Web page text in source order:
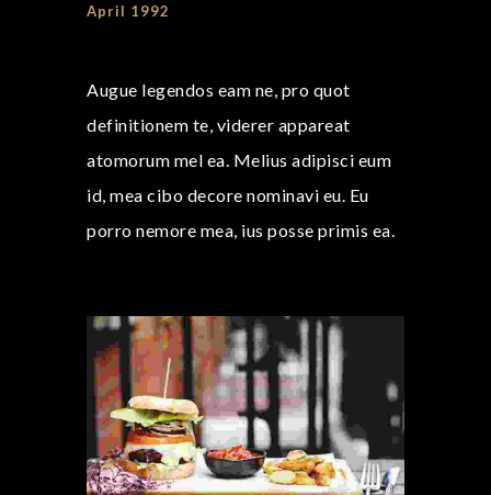
April 1992
Augue legendos eam ne, pro quot
definitionem te, viderer appareat
atomorum mel ea. Melius adipisci eum
id, mea cibo decore nominavi eu. Eu
porro nemore mea, ius posse primis ea.